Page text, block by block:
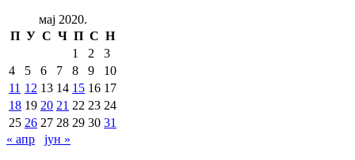
мај 2020.
П У С Ч П С Н
1
2
3
4
5 6 7 8 9
10
11 12 13 14 15 16 17
18 19 20 21 22 23 24
25 26 27 28 29 30 31
« апр
јун »